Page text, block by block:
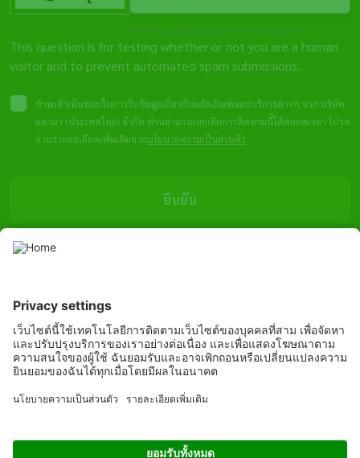
Enter the characters shown in the image.
This question is for testing whether or not you are a human
visitor and to prevent automated spam submissions.
ข้าพเจ้าเห็นชอบในการรับข้อมูลเกี่ยวกับผลิตภัณฑ์และบริการต่างๆ จาก บริษัท
อดามา (ประเทศไทย) จำกัด ท่านสามารถยกเลิกการติดตามนี้ได้ตลอดเวลา โปรด
อ่านรายละเอียดเพิ่มเติมจากนโยบายความเป็นส่วนตัว
SOCIAL
Youtube
Channel
Facebook